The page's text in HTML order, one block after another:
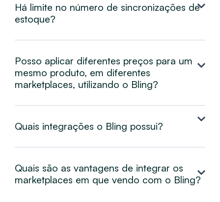
Há limite no número de sincronizações de
estoque?
Posso aplicar diferentes preços para um
mesmo produto, em diferentes
marketplaces, utilizando o Bling?
Quais integrações o Bling possui?
Quais são as vantagens de integrar os
marketplaces em que vendo com o Bling?